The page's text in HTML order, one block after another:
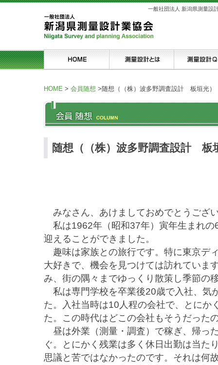
一般社団法人 新潟県測量設
HOME > 会員随想 >随想（（株）波多野調査設計 板垣光）
随想（（株）波多野調査設計 板
みなさん、あけましておめでとうござ
私は1962年（昭和37年）寅年生まれの
迎えることができました。
趣味は家族との旅行です。特に東京デ
大好きで、機会を見つけては訪れていま
み、街の隅々までゆっくり散策し季節の
私は専門学校を卒業後20歳で入社、気
た。入社当時は10人程の会社で、とにか
た。この時代はどこの会社もそうだった
昼は外業（測量・調査）で稼ぎ、帰っ
ぐ。とにかく残業は多く休日出勤は当た
思議と苦ではなかったのです。それは何